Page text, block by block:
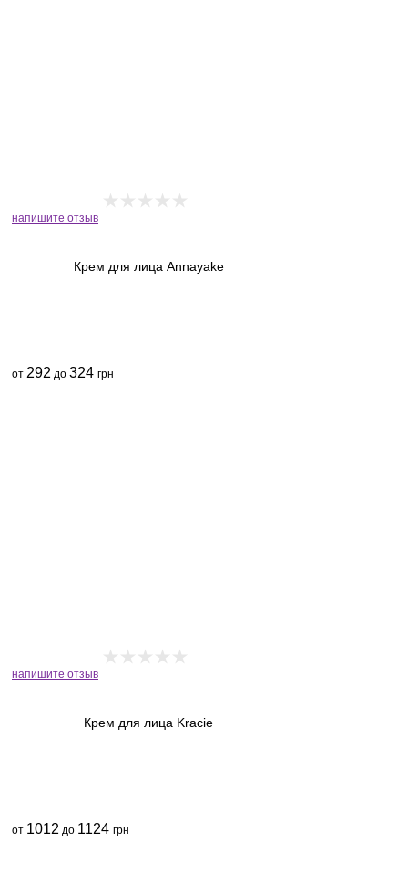
напишите отзыв
Крем для лица Annayake
от 292 до 324 грн
напишите отзыв
Крем для лица Kracie
от 1012 до 1124 грн